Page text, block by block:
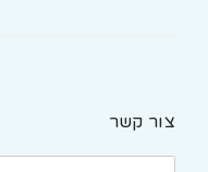
צור קשר